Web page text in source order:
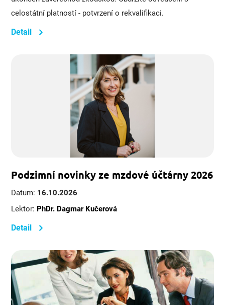
celostátní platností - potvrzení o rekvalifikaci.
Detail
Podzimní novinky ze mzdové účtárny 2026
Datum: 16.10.2026
Lektor: PhDr. Dagmar Kučerová
Detail